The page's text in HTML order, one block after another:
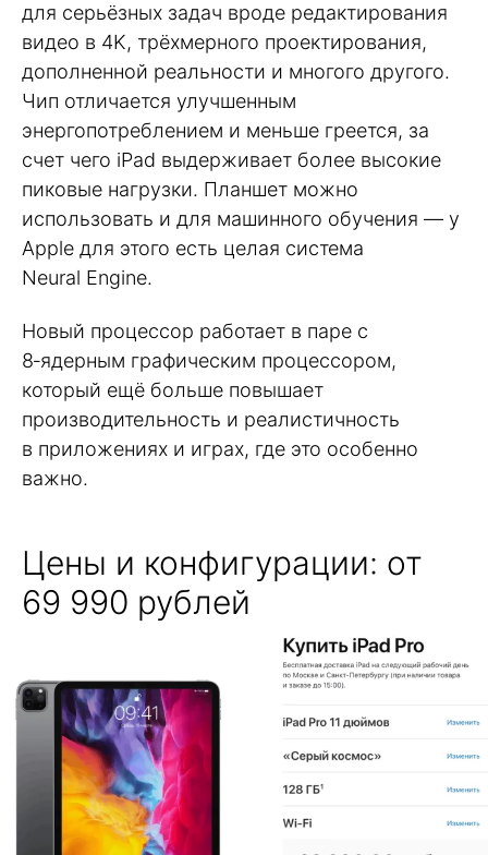
для серьёзных задач вроде редактирования
видео в 4K, трёхмерного проектирования,
дополненной реальности и многого другого.
Чип отличается улучшенным
энергопотреблением и меньше греется, за
счет чего iPad выдерживает более высокие
пиковые нагрузки. Планшет можно
использовать и для машинного обучения — у
Apple для этого есть целая система
Neural Engine.
Новый процессор работает в паре с
8‑ядерным графическим процессором,
который ещё больше повышает
производительность и реалистичность
в приложениях и играх, где это особенно
важно.
Цены и конфигурации: от
69 990 рублей